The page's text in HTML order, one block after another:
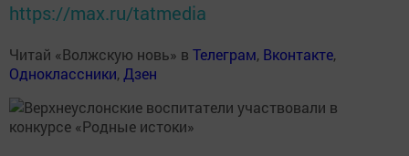
https://max.ru/tatmedia
Читай «Волжскую новь» в Телеграм, Вконтакте,
Одноклассники,Дзен